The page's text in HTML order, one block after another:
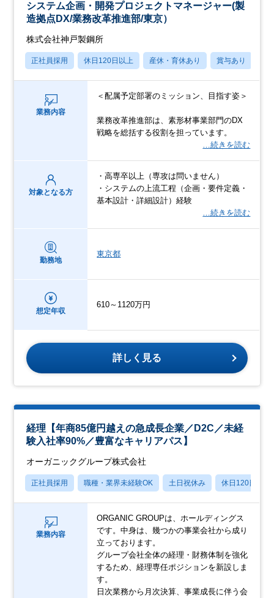
システム企画・開発プロジェクトマネージャー(製
造拠点DX/業務改革推進部/東京）
株式会社神戸製鋼所
正社員採用 休日120日以上 産休・育休あり 賞与あり
業務内容
＜配属予定部署のミッション、目指す姿＞
業務改革推進部は、素形材事業部門のDX
戦略を総括する役割を担っています。
…続きを読む
対象となる方
・高専卒以上（専攻は問いません）
・システムの上流工程（企画・要件定義・
基本設計・詳細設計）経験
…続きを読む
勤務地
東京都
想定年収
610～1120万円
詳しく見る
経理【年商85億円越えの急成長企業／D2C／未経
験入社率90%／豊富なキャリアパス】
オーガニックグループ株式会社
正社員採用 職種・業界未経験OK 土日祝休み 休日120日以上
業務内容
ORGANIC GROUPは、ホールディングス
です。中身は、幾つかの事業会社から成り
立っております。
グループ会社全体の経理・財務体制を強化
するため、経理専任ポジションを新設しま
す。
日次業務から月次決算、事業成長に伴う会